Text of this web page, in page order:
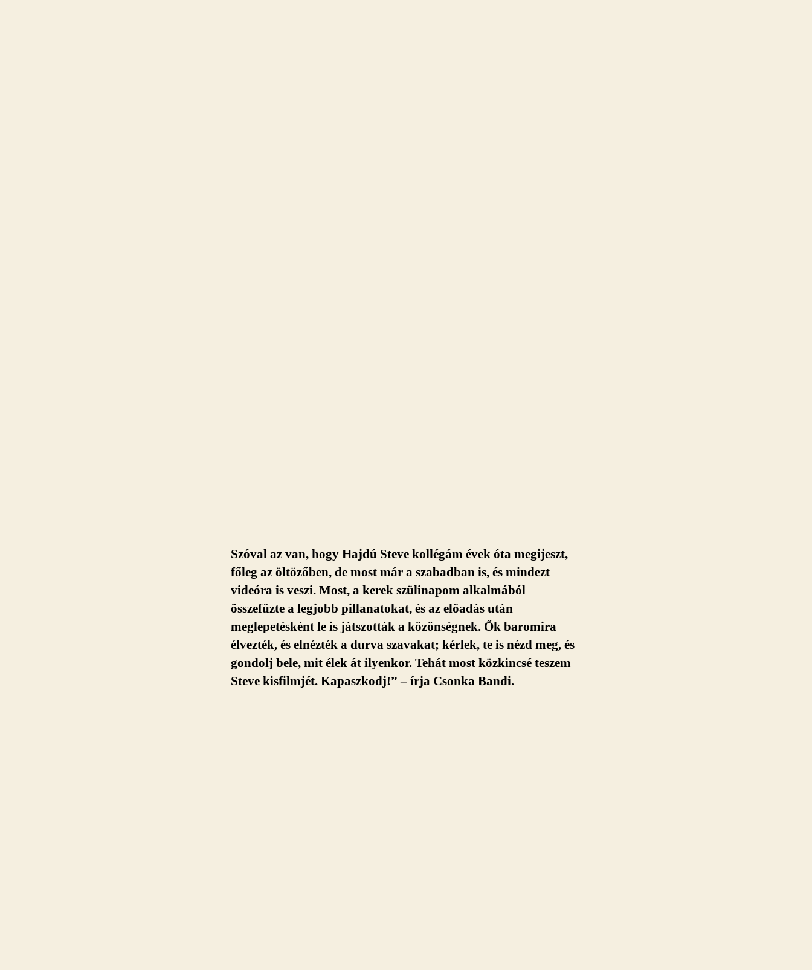
Szóval az van, hogy Hajdú Steve kollégám évek óta megijeszt,
főleg az öltözőben, de most már a szabadban is, és mindezt
videóra is veszi. Most, a kerek szülinapom alkalmából
összefűzte a legjobb pillanatokat, és az előadás után
meglepetésként le is játszották a közönségnek. Ők baromira
élvezték, és elnézték a durva szavakat; kérlek, te is nézd meg, és
gondolj bele, mit élek át ilyenkor. Tehát most közkincsé teszem
Steve kisfilmjét. Kapaszkodj!” – írja Csonka Bandi.